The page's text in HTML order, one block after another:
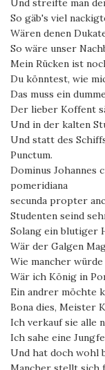
Und streifte man
So gäb's viel
Wären denen
So wäre unser
Mein Rücken ist
Du könntest, wie
Das muss ein
Der lieber Koffent
Und in der kalten
Und statt des
Punctum.
Dominus Johannes
pomeridiana
secunda propter
Studenten seind
Solang ein blutiger
Wär der Galgen
Wie mancher
Wär ich König in
Ein andrer möchte
Bona dies, Meister
Ich verkauf sie alle
Ich sahe eine
Und hat doch wohl